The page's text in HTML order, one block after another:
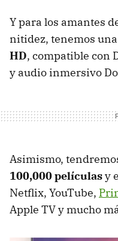
Y para los amantes
nitidez, tenemos una
HD, compatible con
y audio inmersivo
Asimismo,
100,000 películasy
Netflix, YouTube,
Apple TV y mucho